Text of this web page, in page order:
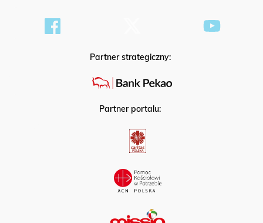
Partner strategiczny:
Partner portalu: